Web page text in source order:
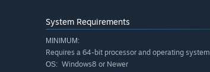
System Requirements
MINIMUM:
Requires a 64-bit processor and operating system
OS: Windows8 or Newer